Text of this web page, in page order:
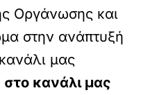
Οργάνωσης και
στην ανάπτυξή
μας
στο κανάλι μας